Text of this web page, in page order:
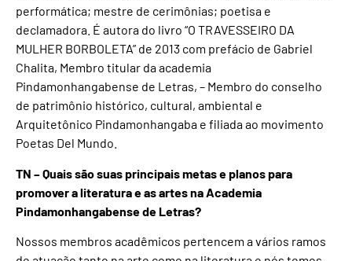
performática; mestre de cerimônias; poetisa e
declamadora. É autora do livro “O TRAVESSEIRO DA
MULHER BORBOLETA” de 2013 com prefácio de Gabriel
Chalita, Membro titular da academia
Pindamonhangabense de Letras, – Membro do conselho
de patrimônio histórico, cultural, ambiental e
Arquitetônico Pindamonhangaba e filiada ao movimento
Poetas Del Mundo.
TN – Quais são suas principais metas e planos para
promover a literatura e as artes na Academia
Pindamonhangabense de Letras?
Nossos membros acadêmicos pertencem a vários ramos